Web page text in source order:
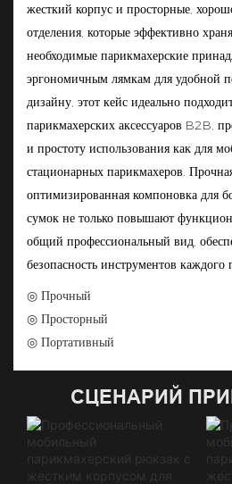
жесткий корпус и просторные,
отделения, которые эффективно
необходимые парикмахерские
эргономичным лямкам для удобной
дизайну, этот кейс идеально
парикмахерских аксессуаров B2B,
и простоту использования как для
стационарных парикмахеров.
оптимизированная компоновка для
сумок не только повышают
общий профессиональный вид,
безопасность инструментов каждого
◎ Прочный
◎ Просторный
◎ Портативный
СЦЕНАРИЙ